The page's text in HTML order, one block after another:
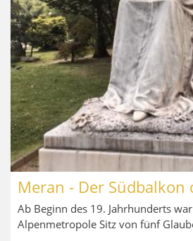
Meran - Der Südbalkon
Ab Beginn des 19. Jahrhunderts
Alpenmetropole Sitz von fünf